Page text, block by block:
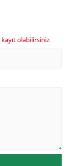
kayıt olabilirsiniz.